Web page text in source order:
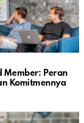
Member: Peran
Komitmennya